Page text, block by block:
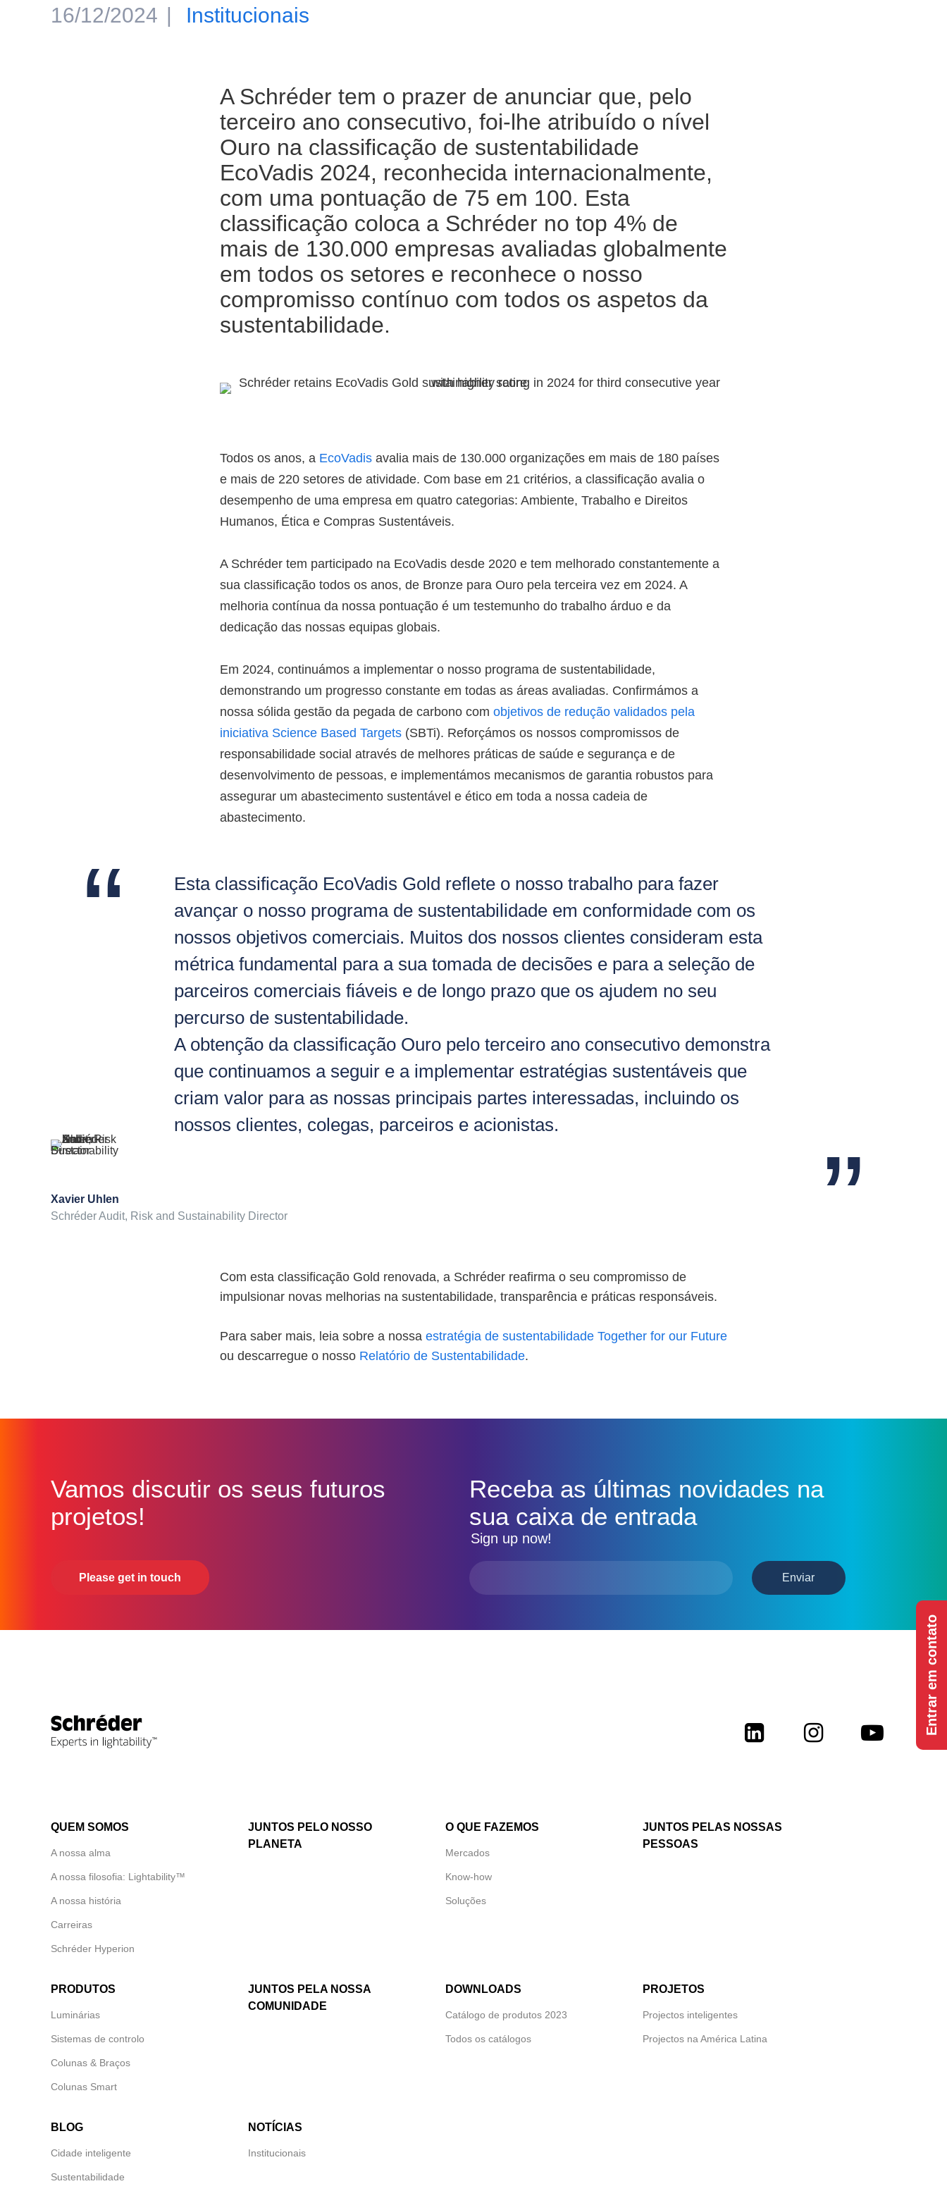
Entrar em contato
16/12/2024 Institucionais
A Schréder tem o prazer de anunciar que, pelo
terceiro ano consecutivo, foi-lhe atribuído o nível
Ouro na classificação de sustentabilidade
EcoVadis 2024, reconhecida internacionalmente,
com uma pontuação de 75 em 100. Esta
classificação coloca a Schréder no top 4% de
mais de 130.000 empresas avaliadas globalmente
em todos os setores e reconhece o nosso
compromisso contínuo com todos os aspetos da
sustentabilidade.
Todos os anos, a EcoVadis avalia mais de 130.000 organizações em mais de 180 países
e mais de 220 setores de atividade. Com base em 21 critérios, a classificação avalia o
desempenho de uma empresa em quatro categorias: Ambiente, Trabalho e Direitos
Humanos, Ética e Compras Sustentáveis.
A Schréder tem participado na EcoVadis desde 2020 e tem melhorado constantemente a
sua classificação todos os anos, de Bronze para Ouro pela terceira vez em 2024. A
melhoria contínua da nossa pontuação é um testemunho do trabalho árduo e da
dedicação das nossas equipas globais.
Em 2024, continuámos a implementar o nosso programa de sustentabilidade,
demonstrando um progresso constante em todas as áreas avaliadas. Confirmámos a
nossa sólida gestão da pegada de carbono com objetivos de redução validados pela
iniciativa Science Based Targets (SBTi). Reforçámos os nossos compromissos de
responsabilidade social através de melhores práticas de saúde e segurança e de
desenvolvimento de pessoas, e implementámos mecanismos de garantia robustos para
assegurar um abastecimento sustentável e ético em toda a nossa cadeia de
abastecimento.
Esta classificação EcoVadis Gold reflete o nosso trabalho para fazer
avançar o nosso programa de sustentabilidade em conformidade com os
nossos objetivos comerciais. Muitos dos nossos clientes consideram esta
métrica fundamental para a sua tomada de decisões e para a seleção de
parceiros comerciais fiáveis e de longo prazo que os ajudem no seu
percurso de sustentabilidade.
A obtenção da classificação Ouro pelo terceiro ano consecutivo demonstra
que continuamos a seguir e a implementar estratégias sustentáveis que
criam valor para as nossas principais partes interessadas, incluindo os
nossos clientes, colegas, parceiros e acionistas.
Xavier Uhlen
Schréder Audit, Risk and Sustainability Director
Com esta classificação Gold renovada, a Schréder reafirma o seu compromisso de
impulsionar novas melhorias na sustentabilidade, transparência e práticas responsáveis.
Para saber mais, leia sobre a nossa estratégia de sustentabilidade Together for our Future
ou descarregue o nosso Relatório de Sustentabilidade.
Vamos discutir os seus futuros
projetos!
Please get in touch
Receba as últimas novidades na
sua caixa de entrada
Sign up now!
QUEM SOMOS
A nossa alma
A nossa filosofia: Lightability™
A nossa história
Carreiras
Schréder Hyperion
JUNTOS PELO NOSSO
PLANETA
O QUE FAZEMOS
Mercados
Know-how
Soluções
JUNTOS PELAS NOSSAS
PESSOAS
PRODUTOS
Luminárias
Sistemas de controlo
Colunas & Braços
Colunas Smart
JUNTOS PELA NOSSA
COMUNIDADE
DOWNLOADS
Catálogo de produtos 2023
Todos os catálogos
PROJETOS
Projectos inteligentes
Projectos na América Latina
BLOG
Cidade inteligente
Sustentabilidade
NOTÍCIAS
Institucionais